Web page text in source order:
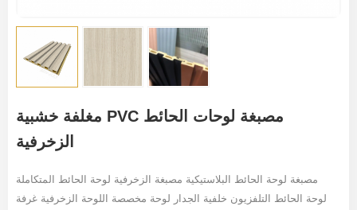
مغلفة خشبية PVC مصبغة لوحات الحائط
الزخرفية
مصبغة لوحة الحائط البلاستيكية مصبغة الزخرفية لوحة الحائط المتكاملة
لوحة الحائط التلفزيون خلفية الجدار لوحة مخصصة اللوحة الزخرفية غرفة